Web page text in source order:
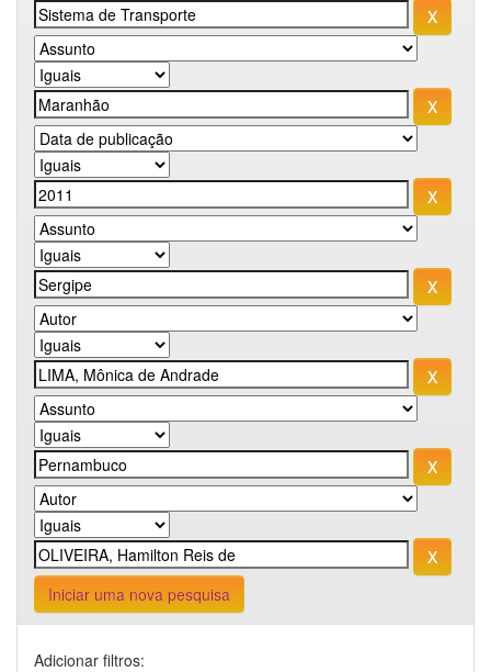
Iniciar uma nova pesquisa
Adicionar filtros: